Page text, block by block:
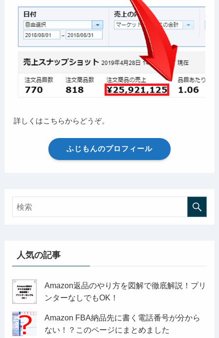
詳しくはこちらからどうぞ。
ふじもんのプロフィール
人気の記事
Amazon返品のやり方を図解で徹底解説！プリ
ンターなしでもOK！
Amazon FBA納品先に書く電話番号が分から
ない！？このページにまとめました